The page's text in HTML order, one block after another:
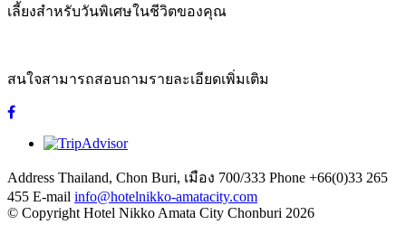
เลี้ยงสำหรับวันพิเศษในชีวิตของคุณ
สนใจสามารถสอบถามรายละเอียดเพิ่มเติม
Address Thailand, Chon Buri, เมือง 700/333 Phone +66(0)33 265
455 E-mail info@hotelnikko-amatacity.com
© Copyright Hotel Nikko Amata City Chonburi 2026